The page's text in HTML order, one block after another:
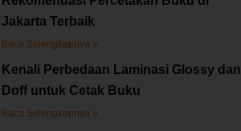
Jakarta Terbaik
Baca Selengkapnya »
Kenali Perbedaan Laminasi Glossy dan
Doff untuk Cetak Buku
Baca Selengkapnya »